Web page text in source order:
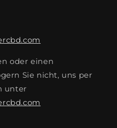
oder einen
Sie nicht, uns per
unter